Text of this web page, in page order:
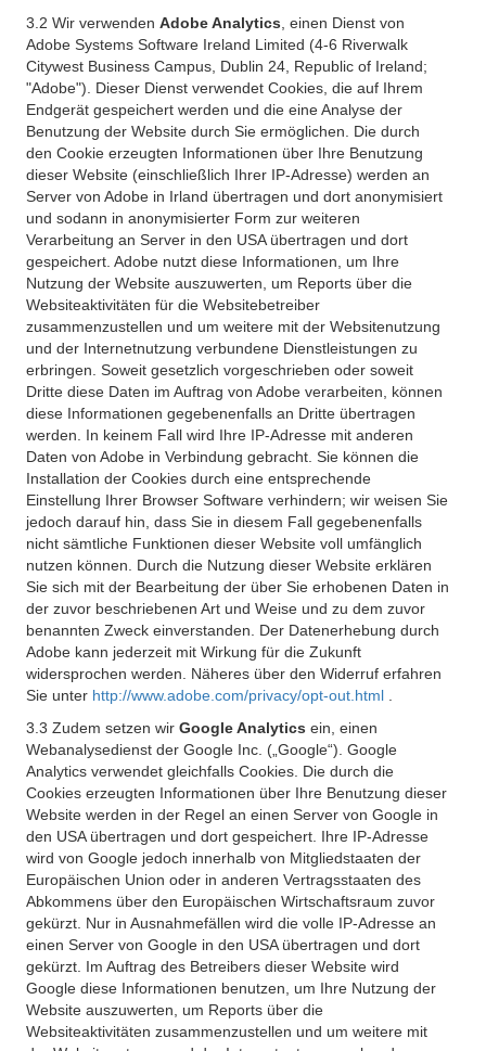
3.2 Wir verwenden Adobe Analytics , einen Dienst von
Adobe Systems Software Ireland Limited (4-6 Riverwalk
Citywest Business Campus, Dublin 24, Republic of Ireland;
"Adobe"). Dieser Dienst verwendet Cookies, die auf Ihrem
Endgerät gespeichert werden und die eine Analyse der
Benutzung der Website durch Sie ermöglichen. Die durch
den Cookie erzeugten Informationen über Ihre Benutzung
dieser Website (einschließlich Ihrer IP-Adresse) werden an
Server von Adobe in Irland übertragen und dort anonymisiert
und sodann in anonymisierter Form zur weiteren
Verarbeitung an Server in den USA übertragen und dort
gespeichert. Adobe nutzt diese Informationen, um Ihre
Nutzung der Website auszuwerten, um Reports über die
Websiteaktivitäten für die Websitebetreiber
zusammenzustellen und um weitere mit der Websitenutzung
und der Internetnutzung verbundene Dienstleistungen zu
erbringen. Soweit gesetzlich vorgeschrieben oder soweit
Dritte diese Daten im Auftrag von Adobe verarbeiten, können
diese Informationen gegebenenfalls an Dritte übertragen
werden. In keinem Fall wird Ihre IP-Adresse mit anderen
Daten von Adobe in Verbindung gebracht. Sie können die
Installation der Cookies durch eine entsprechende
Einstellung Ihrer Browser Software verhindern; wir weisen Sie
jedoch darauf hin, dass Sie in diesem Fall gegebenenfalls
nicht sämtliche Funktionen dieser Website voll umfänglich
nutzen können. Durch die Nutzung dieser Website erklären
Sie sich mit der Bearbeitung der über Sie erhobenen Daten in
der zuvor beschriebenen Art und Weise und zu dem zuvor
benannten Zweck einverstanden. Der Datenerhebung durch
Adobe kann jederzeit mit Wirkung für die Zukunft
widersprochen werden. Näheres über den Widerruf erfahren
Sie unter http://www.adobe.com/privacy/opt-out.html
3.3 Zudem setzen wir Google Analytics ein, einen
Webanalysedienst der Google Inc. („Google“). Google
Analytics verwendet gleichfalls Cookies. Die durch die
Cookies erzeugten Informationen über Ihre Benutzung dieser
Website werden in der Regel an einen Server von Google in
den USA übertragen und dort gespeichert. Ihre IP-Adresse
wird von Google jedoch innerhalb von Mitgliedstaaten der
Europäischen Union oder in anderen Vertragsstaaten des
Abkommens über den Europäischen Wirtschaftsraum zuvor
gekürzt. Nur in Ausnahmefällen wird die volle IP-Adresse an
einen Server von Google in den USA übertragen und dort
gekürzt. Im Auftrag des Betreibers dieser Website wird
Google diese Informationen benutzen, um Ihre Nutzung der
Website auszuwerten, um Reports über die
Websiteaktivitäten zusammenzustellen und um weitere mit